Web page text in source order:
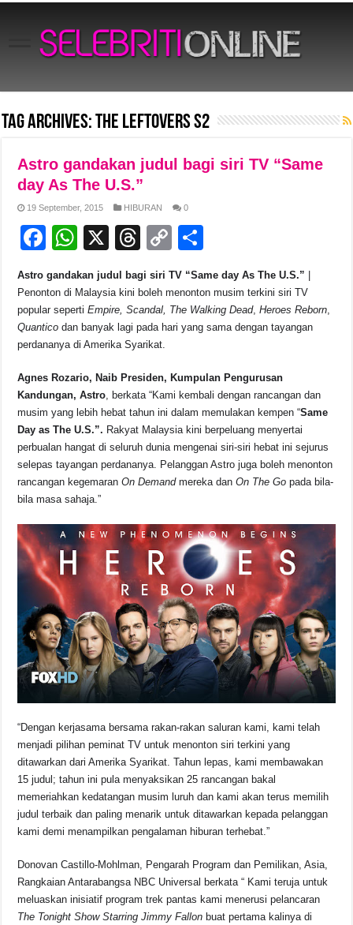
Tag Archives:The Leftovers S2
Astro gandakan judul bagi siri TV “Same
day As The U.S.”
19 September, 2015 HIBURAN 0
F
c
e
b
o
k
W
at
s
A
p
X
T
e
a
d
C
p
y
Li
k
ar
e
Astro gandakan judul bagi siri TV “Same day As The U.S.”
Penonton di Malaysia kini boleh menonton musim terkini siri TV
popular sepertiEmpire, Scandal, The Walking Dead,Heroes Reborn,
Quantico dan banyak lagi pada hari yang sama dengan tayangan
perdananya di Amerika Syarikat.
Agnes Rozario, Naib Presiden, Kumpulan Pengurusan
Kandungan, Astro, berkata “Kami kembali dengan rancangan dan
musim yang lebih hebat tahun ini dalam memulakan kempen “Same
Day as The U.S.”. Rakyat Malaysia kini berpeluang menyertai
perbualan hangat di seluruh dunia mengenai siri-siri hebat ini sejurus
selepas tayangan perdananya. Pelanggan Astro juga boleh menonton
rancangan kegemaranOn Demandmereka danOn The Go pada bila-
bila masa sahaja.”
“Dengan kerjasama bersama rakan-rakan saluran kami, kami telah
menjadi pilihan peminat TV untuk menonton siri terkini yang
ditawarkan dari Amerika Syarikat. Tahun lepas, kami membawakan
15 judul; tahun ini pula menyaksikan 25 rancangan bakal
memeriahkan kedatangan musim luruh dan kami akan terus memilih
judul terbaik dan paling menarik untuk ditawarkan kepada pelanggan
kami demi menampilkan pengalaman hiburan terhebat.”
Donovan Castillo-Mohlman, Pengarah Program dan Pemilikan, Asia,
Rangkaian Antarabangsa NBC Universal berkata “ Kami teruja untuk
meluaskan inisiatif program trek pantas kami menerusi pelancaran
The Tonight Show Starring Jimmy Fallon buat pertama kalinya di